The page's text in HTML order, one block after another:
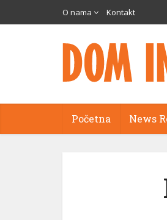
O nama Kontakt
Početna News